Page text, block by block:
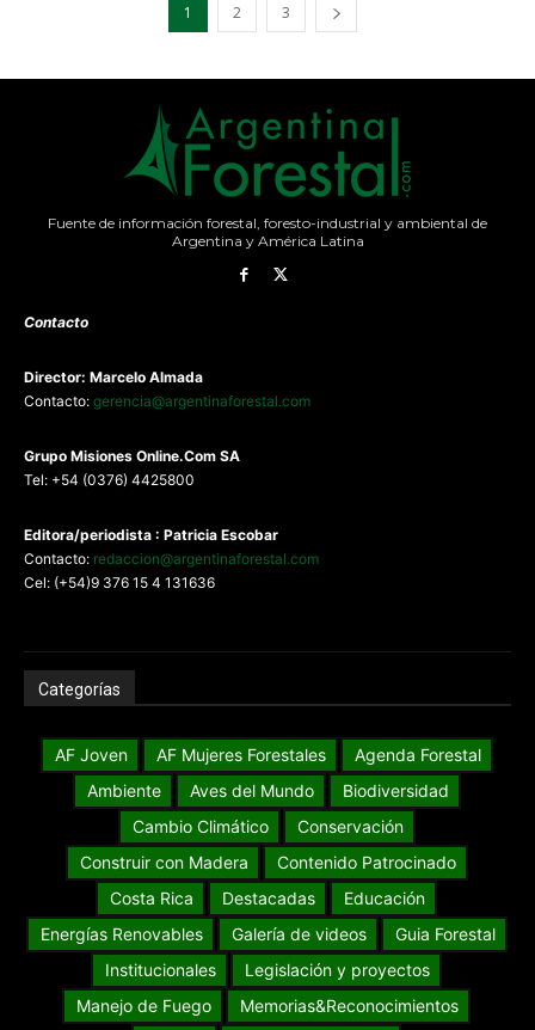
1 2 3
Fuente de información forestal, foresto-industrial y ambiental de
Argentina y América Latina
Contacto
Director: Marcelo Almada
Contacto: gerencia@argentinaforestal.com
Grupo Misiones Online.Com SA
Tel: +54 (0376) 4425800
Editora/periodista : Patricia Escobar
Contacto: redaccion@argentinaforestal.com
Cel: (+54)9 376 15 4 131636
Categorías
AF Joven AF Mujeres Forestales
Agenda Forestal
Ambiente
Aves del Mundo
Biodiversidad
Cambio Climático
Conservación
Construir con Madera
Contenido Patrocinado
Costa Rica
Destacadas
Educación
Energías Renovables
Galería de videos
Guia Forestal
Institucionales
Legislación y proyectos
Manejo de Fuego
Memorias&Reconocimientos